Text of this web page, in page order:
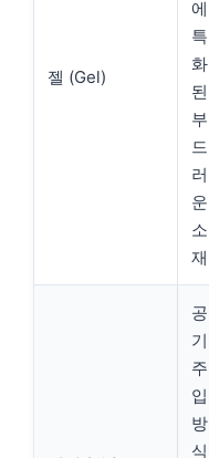
젤 (Gel)
에
특
화
된
부
드
러
운
소
재
공
기
주
입
방
식